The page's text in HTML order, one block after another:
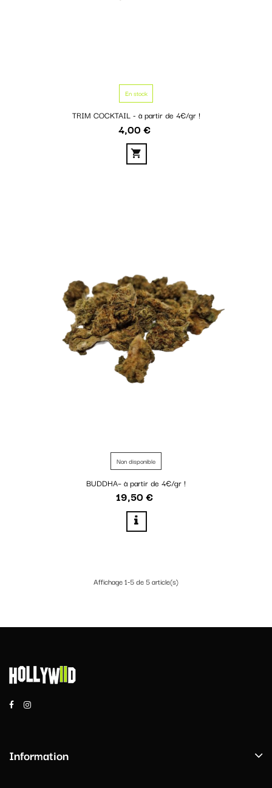
En stock
TRIM COCKTAIL - à partir de 4€/gr !
Prix
4,00 €
Non disponible
BUDDHA– à partir de 4€/gr !
Prix
19,50 €
Affichage 1-5 de 5 article(s)
Information